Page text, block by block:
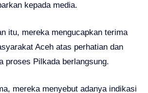
kepada media.
itu, mereka mengucapkan terima
Aceh atas perhatian dan
proses Pilkada berlangsung.
mereka menyebut adanya indikasi